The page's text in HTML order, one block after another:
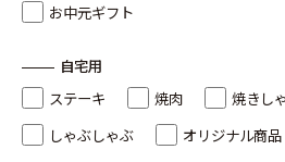
お中元ギフト
自宅用
ステーキ
焼肉 焼きし
しゃぶしゃぶ
オリジナル商品